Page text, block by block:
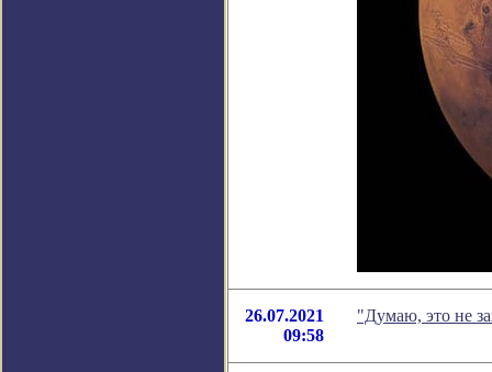
26.07.2021
09:58
"Думаю, это не